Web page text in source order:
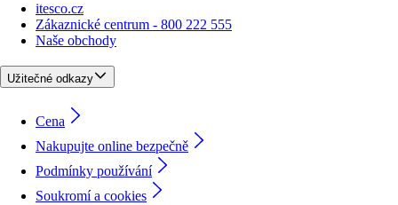
itesco.cz
Zákaznické centrum - 800 222 555
Naše obchody
Užitečné odkazy
Cena
Nakupujte online bezpečně
Podmínky používání
Soukromí a cookies